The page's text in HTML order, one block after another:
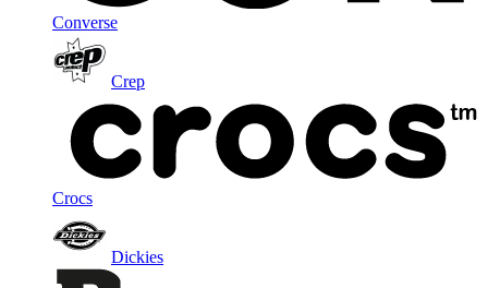
Converse
Crep
Crocs
Dickies